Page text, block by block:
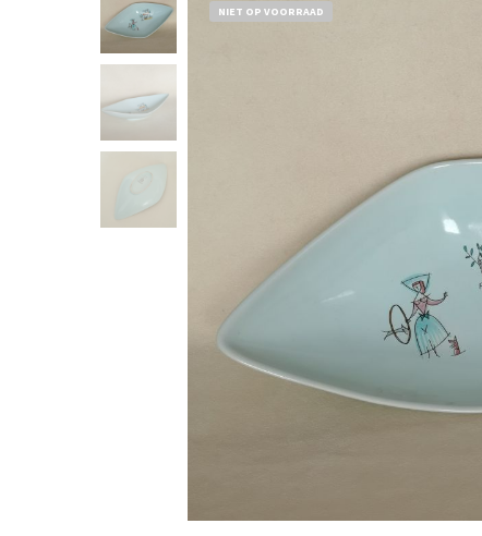
NIET OP VOORRAAD